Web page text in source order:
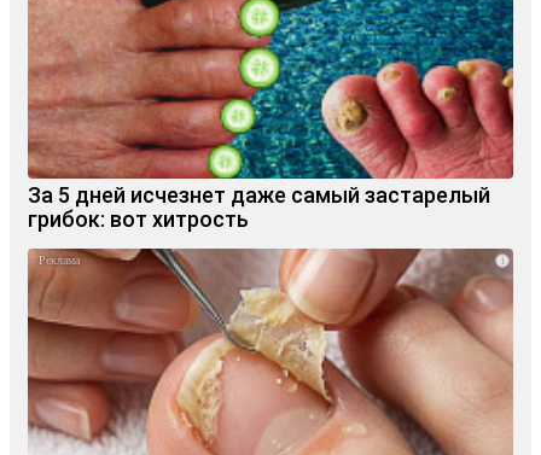
За 5 дней исчезнет даже самый застарелый
грибок: вот хитрость
i